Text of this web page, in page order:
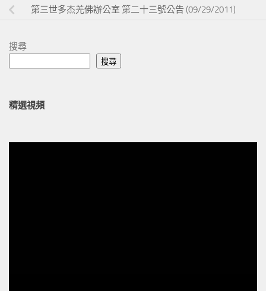
第三世多杰羌佛辦公室 第二十三號公告 (09/29/2011)
搜尋
搜尋
精選視頻